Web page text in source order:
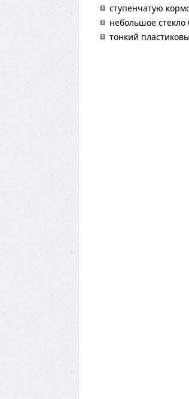
ступенчатую
небольшое
тонкий